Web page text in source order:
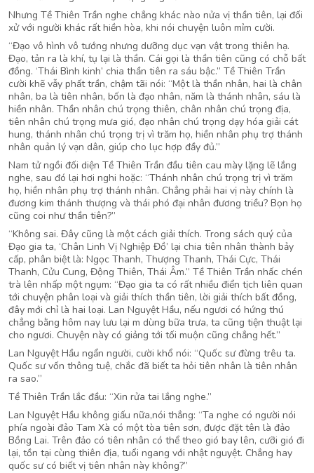
Nhưng Tề Thiên Trần nghe chẳng khác nào nửa vị thần tiên, lại đối
xử với người khác rất hiền hòa, khi nói chuyện luôn mỉm cười.
“Đạo vô hình vô tướng nhưng dưỡng dục vạn vật trong thiên hạ.
Đạo, tản ra là khí, tụ lại là thần. Cái gọi là thần tiên cũng có chỗ bất
đồng. ‘Thái Bình kinh’ chia thần tiên ra sáu bậc.” Tề Thiên Trần
cười khẽ vẫy phất trần, chậm tãi nói: “Một là thần nhân, hai là chân
nhân, ba là tiên nhân, bốn là đạo nhân, năm là thánh nhân, sáu là
hiền nhân. Thần nhân chú trọng thiên, chân nhân chú trọng địa,
tiên nhân chú trọng mưa gió, đạo nhân chú trọng dạy hóa giải cát
hung, thánh nhân chú trọng trị vì trăm họ, hiền nhân phụ trợ thánh
nhân quản lý vạn dân, giúp cho lục hợp đầy đủ.”
Nam tử ngồi đối diện Tề Thiên Trần đầu tiên cau mày lặng lẽ lắng
nghe, sau đó lại hơi nghi hoặc: “Thánh nhân chú trọng trị vì trăm
họ, hiền nhân phụ trợ thánh nhân. Chẳng phải hai vị này chính là
đương kim thánh thượng và thái phó đại nhân đương triều? Bọn họ
cũng coi như thần tiên?”
“Không sai. Đây cũng là một cách giải thích. Trong sách quý của
Đạo gia ta, ‘Chân Linh Vị Nghiệp Đồ’ lại chia tiên nhân thành bảy
cấp, phân biệt là: Ngọc Thanh, Thượng Thanh, Thái Cực, Thái
Thanh, Cửu Cung, Động Thiên, Thái Âm.” Tề Thiên Trần nhấc chén
trà lên nhấp một ngụm: “Đạo gia ta có rất nhiều điển tịch liên quan
tới chuyện phân loại và giải thích thần tiên, lời giải thích bất đồng,
đây mới chỉ là hai loại. Lan Nguyệt Hầu, nếu ngươi có hứng thú
chẳng bằng hôm nay lưu lại m dùng bữa trưa, ta cũng tiện thuật lại
cho ngươi. Chuyện này có giảng tới tối muộn cũng chẳng hết.”
Lan Nguyệt Hầu ngẩn người, cười khổ nói: “Quốc sư đừng trêu ta.
Quốc sư vốn thông tuệ, chắc đã biết ta hỏi tiên nhân là tiên nhân
ra sao.”
Tề Thiên Trần lắc đầu: “Xin rửa tai lắng nghe.”
Lan Nguyệt Hầu không giấu nữa,nói thẳng: “Ta nghe có người nói
phía ngoài đảo Tam Xà có một tòa tiên sơn, được đặt tên là đảo
Bồng Lai. Trên đảo có tiên nhân có thể theo gió bay lên, cưỡi gió đi
lại, tồn tại cùng thiên địa, tuổi ngang với nhật nguyệt. Chẳng hay
quốc sư có biết vị tiên nhân này không?”